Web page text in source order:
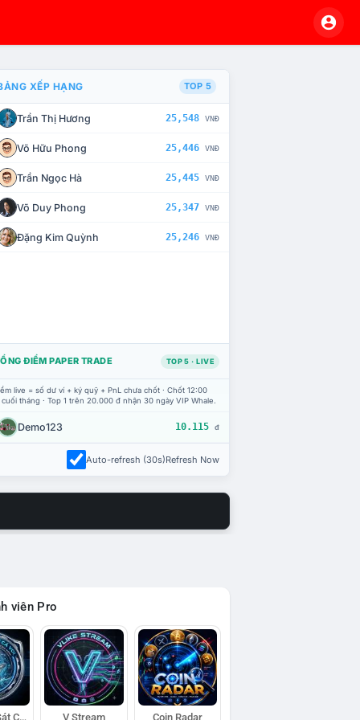
CHẾ TÀI XỬ LÝ VI PHẠM
XẾP HẠNG TOP 5
Trần Thị Hương 25,548 VNĐ
Võ Hữu Phong 25,446 VNĐ
Trần Ngọc Hà 25,445 VNĐ
Võ Duy Phong 25,347 VNĐ
Đặng Kim Quỳnh 25,246 VNĐ
ĐIỂM PAPER TRADE TOP 5 · LIVE
live = số dư ví + ký quỹ + PnL chưa chốt · Chốt 12:00
tháng · Top 1 trên 20.000 đ nhận 30 ngày VIP Whale.
Demo123 10.115 đ
Auto-refresh (30s)Refresh Now
viên Pro
Đội Trinh Sát Cá Voi V Stream Coin Radar